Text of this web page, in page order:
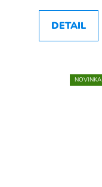
DETAIL
NOVINKA